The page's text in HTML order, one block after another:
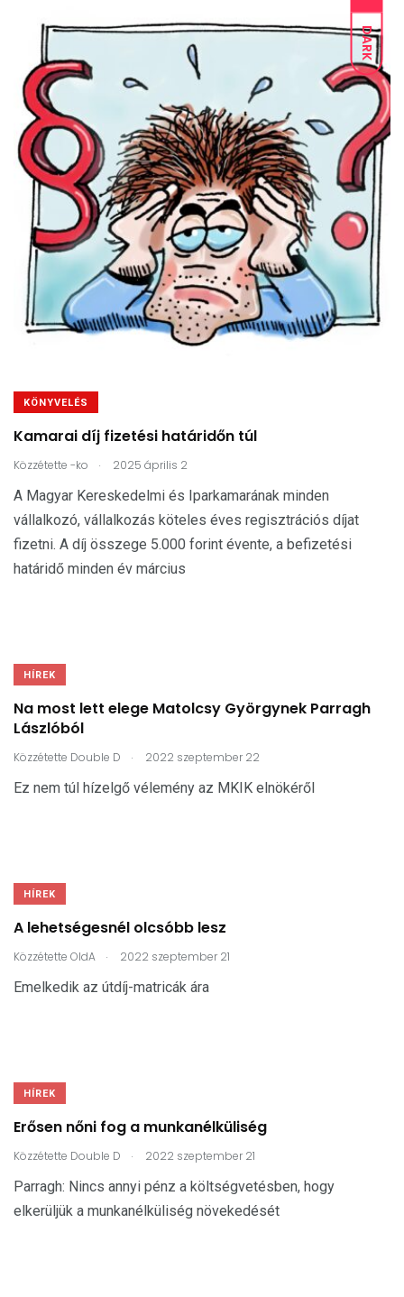
DARK
KÖNYVELÉS
Kamarai díj fizetési határidőn túl
Közzétette -ko . 2025 április 2
A Magyar Kereskedelmi és Iparkamarának minden
vállalkozó, vállalkozás köteles éves regisztrációs díjat
fizetni. A díj összege 5.000 forint évente, a befizetési
határidő minden év március
HÍREK
Na most lett elege Matolcsy Györgynek Parragh
Lászlóból
Közzétette Double D . 2022 szeptember 22
Ez nem túl hízelgő vélemény az MKIK elnökéről
HÍREK
A lehetségesnél olcsóbb lesz
Közzétette OldA . 2022 szeptember 21
Emelkedik az útdíj-matricák ára
HÍREK
Erősen nőni fog a munkanélküliség
Közzétette Double D . 2022 szeptember 21
Parragh: Nincs annyi pénz a költségvetésben, hogy
elkerüljük a munkanélküliség növekedését